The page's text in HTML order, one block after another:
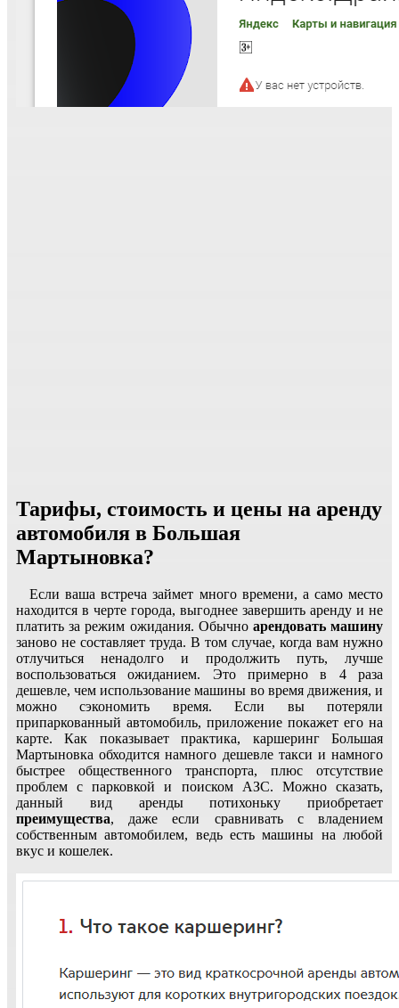
Тарифы, стоимость и цены на аренду
автомобиля в Большая
Мартыновка?
Если ваша встреча займет много времени, а само место
находится в черте города, выгоднее завершить аренду и не
платить за режим ожидания. Обычно арендовать машину
заново не составляет труда. В том случае, когда вам нужно
отлучиться ненадолго и продолжить путь, лучше
воспользоваться ожиданием. Это примерно в 4 раза
дешевле, чем использование машины во время движения, и
можно сэкономить время. Если вы потеряли
припаркованный автомобиль, приложение покажет его на
карте. Как показывает практика, каршеринг Большая
Мартыновка обходится намного дешевле такси и намного
быстрее общественного транспорта, плюс отсутствие
проблем с парковкой и поиском АЗС. Можно сказать,
данный вид аренды потихоньку приобретает
преимущества, даже если сравнивать с владением
собственным автомобилем, ведь есть машины на любой
вкус и кошелек.